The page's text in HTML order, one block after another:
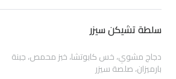
سلطة تشيكن سيزر
دجاج مشوي، خس كابوتشا، خبز محمص، جبنة
بارميزان، صلصة سيزر